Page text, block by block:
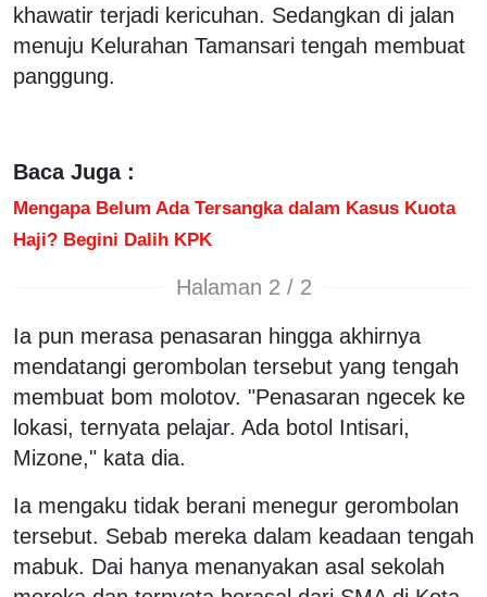
khawatir terjadi kericuhan. Sedangkan di jalan
menuju Kelurahan Tamansari tengah membuat
panggung.
Baca Juga :
Mengapa Belum Ada Tersangka dalam Kasus Kuota
Haji? Begini Dalih KPK
Halaman 2 / 2
Ia pun merasa penasaran hingga akhirnya
mendatangi gerombolan tersebut yang tengah
membuat bom molotov. "Penasaran ngecek ke
lokasi, ternyata pelajar. Ada botol Intisari,
Mizone," kata dia.
Ia mengaku tidak berani menegur gerombolan
tersebut. Sebab mereka dalam keadaan tengah
mabuk. Dai hanya menanyakan asal sekolah